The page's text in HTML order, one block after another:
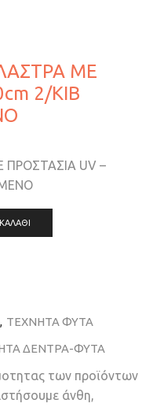
ΜΕ
2/ΚΙΒ
ΠΡΟΣΤΑΣΙΑ UV –
, ΤΕΧΝΗΤΑ ΦΥΤΑ
ΔΕΝΤΡΑ-ΦΥΤΑ
των προϊόντων
άνθη,